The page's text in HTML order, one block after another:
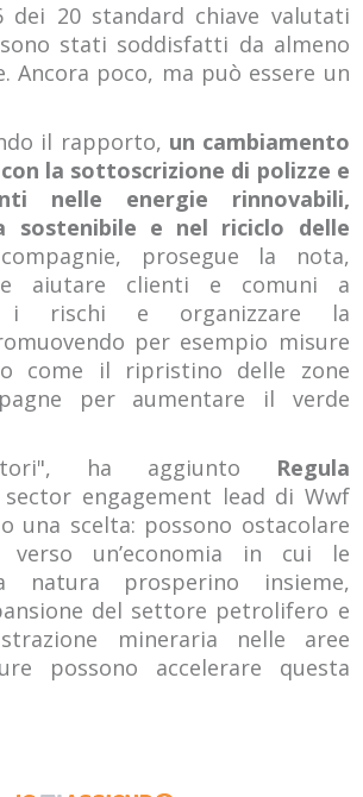
dei 20 standard chiave valutati
sono stati soddisfatti da almeno
Ancora poco, ma può essere un
il rapporto, un cambiamento
la sottoscrizione di polizze e
nelle energie rinnovabili,
sostenibile e nel riciclo delle
prosegue la nota,
aiutare clienti e comuni a
i rischi e organizzare la
per esempio misure
come il ripristino delle zone
per aumentare il verde
ha aggiunto Regula
sector engagement lead di Wwf
una scelta: possono ostacolare
verso un’economia in cui le
natura prosperino insieme,
del settore petrolifero e
mineraria nelle aree
possono accelerare questa